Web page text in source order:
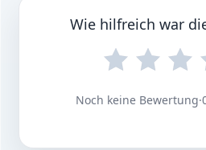
Wie hilfreich war
Noch keine Bewertung·